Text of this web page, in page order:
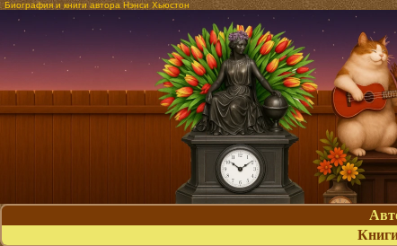
Биография и книги автора Нэнси Хьюстон